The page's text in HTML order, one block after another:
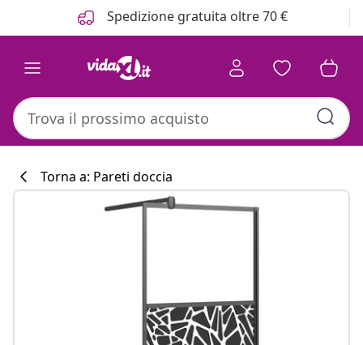
Spedizione gratuita oltre 70 €
Torna a: Pareti doccia